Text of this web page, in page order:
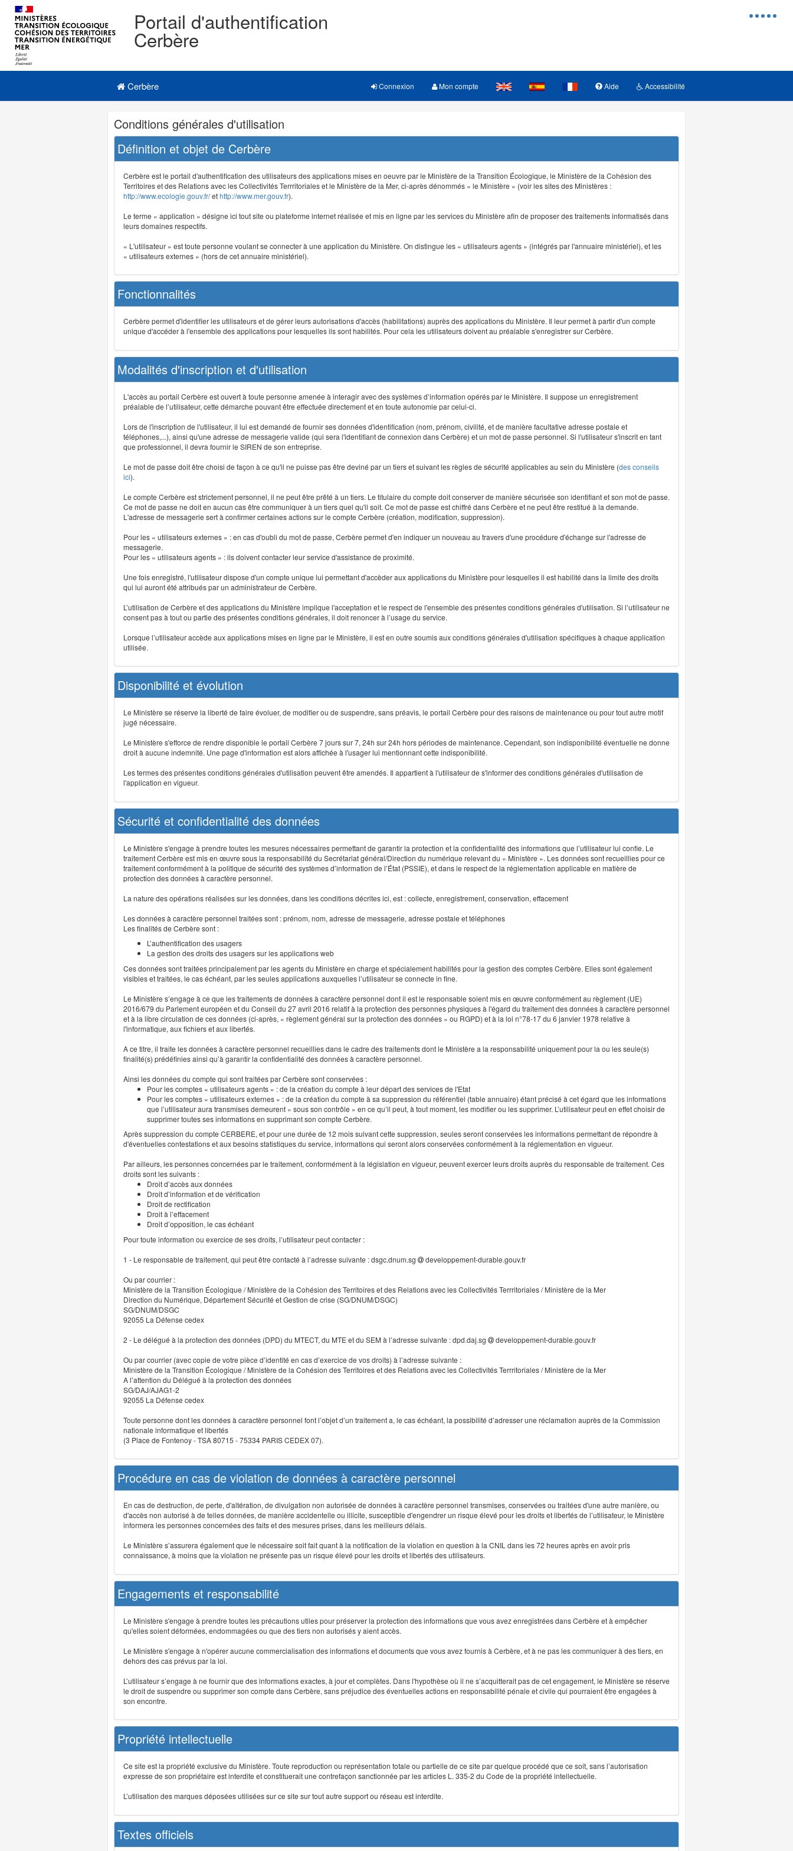
Menu
Portail d'authentification
Cerbère
Navigation
Menu principal
Cerbère Connexion Mon compte Aide Accessibilité
Navigation
et
outils
annexes
Conditions générales d'utilisation
Définition et objet de Cerbère
Cerbère est le portail d'authentification des utilisateurs des applications mises en oeuvre par le Ministère de la Transition Écologique, le Ministère de la Cohésion des
Territoires et des Relations avec les Collectivités Terrritoriales et le Ministère de la Mer, ci-après dénommés « le Ministère » (voir les sites des Ministères :
http://www.ecologie.gouv.fr/ethttp://www.mer.gouv.fr).
Le terme « application » désigne ici tout site ou plateforme internet réalisée et mis en ligne par les services du Ministère afin de proposer des traitements informatisés dans
leurs domaines respectifs.
« L'utilisateur » est toute personne voulant se connecter à une application du Ministère. On distingue les « utilisateurs agents » (intégrés par l'annuaire ministériel), et les
« utilisateurs externes » (hors de cet annuaire ministériel).
Fonctionnalités
Cerbère permet d'identifier les utilisateurs et de gérer leurs autorisations d'accès (habilitations) auprès des applications du Ministère. Il leur permet à partir d'un compte
unique d'accéder à l'ensemble des applications pour lesquelles ils sont habilités. Pour cela les utilisateurs doivent au préalable s'enregistrer sur Cerbère.
Modalités d'inscription et d'utilisation
L'accès au portail Cerbère est ouvert à toute personne amenée à interagir avec des systèmes d’information opérés par le Ministère. Il suppose un enregistrement
préalable de l’utilisateur, cette démarche pouvant être effectuée directement et en toute autonomie par celui-ci.
Lors de l'inscription de l'utilisateur, il lui est demandé de fournir ses données d'identification (nom, prénom, civilité, et de manière facultative adresse postale et
téléphones,...), ainsi qu'une adresse de messagerie valide (qui sera l'identifiant de connexion dans Cerbère) et un mot de passe personnel. Si l'utilisateur s'inscrit en tant
que professionnel, il devra fournir le SIREN de son entreprise.
Le mot de passe doit être choisi de façon à ce qu'il ne puisse pas être deviné par un tiers et suivant les règles de sécurité applicables au sein du Ministère (des conseils
ici).
Le compte Cerbère est strictement personnel, il ne peut être prêté à un tiers. Le titulaire du compte doit conserver de manière sécurisée son identifiant et son mot de passe.
Ce mot de passe ne doit en aucun cas être communiquer à un tiers quel qu'il soit. Ce mot de passe est chiffré dans Cerbère et ne peut être restitué à la demande.
L'adresse de messagerie sert à confirmer certaines actions sur le compte Cerbère (création, modification, suppression).
Pour les « utilisateurs externes » : en cas d'oubli du mot de passe, Cerbère permet d'en indiquer un nouveau au travers d'une procédure d'échange sur l'adresse de
messagerie.
Pour les « utilisateurs agents » : ils doivent contacter leur service d'assistance de proximité.
Une fois enregistré, l'utilisateur dispose d'un compte unique lui permettant d'accèder aux applications du Ministère pour lesquelles il est habilité dans la limite des droits
qui lui auront été attribués par un administrateur de Cerbère.
L’utilisation de Cerbère et des applications du Ministère implique l'acceptation et le respect de l'ensemble des présentes conditions générales d'utilisation. Si l’utilisateur ne
consent pas à tout ou partie des présentes conditions générales, il doit renoncer à l’usage du service.
Lorsque l’utilisateur accède aux applications mises en ligne par le Ministère, il est en outre soumis aux conditions générales d'utilisation spécifiques à chaque application
utilisée.
Disponibilité et évolution
Le Ministère se réserve la liberté de faire évoluer, de modifier ou de suspendre, sans préavis, le portail Cerbère pour des raisons de maintenance ou pour tout autre motif
jugé nécessaire.
Le Ministère s'efforce de rendre disponible le portail Cerbère 7 jours sur 7, 24h sur 24h hors périodes de maintenance. Cependant, son indisponibilité éventuelle ne donne
droit à aucune indemnité. Une page d'information est alors affichée à l'usager lui mentionnant cette indisponibilité.
Les termes des présentes conditions générales d'utilisation peuvent être amendés. Il appartient à l'utilisateur de s'informer des conditions générales d'utilisation de
l'application en vigueur.
Sécurité et confidentialité des données
Le Ministère s'engage à prendre toutes les mesures nécessaires permettant de garantir la protection et la confidentialité des informations que l’utilisateur lui confie. Le
traitement Cerbère est mis en œuvre sous la responsabilité du Secrétariat général/Direction du numérique relevant du « Ministère ». Les données sont recueillies pour ce
traitement conformément à la politique de sécurité des systèmes d’information de l’État (PSSIE), et dans le respect de la réglementation applicable en matière de
protection des données à caractère personnel.
La nature des opérations réalisées sur les données, dans les conditions décrites ici, est : collecte, enregistrement, conservation, effacement
Les données à caractère personnel traitées sont : prénom, nom, adresse de messagerie, adresse postale et téléphones
Les finalités de Cerbère sont :
L’authentification des usagers
La gestion des droits des usagers sur les applications web
Ces données sont traitées principalement par les agents du Ministère en charge et spécialement habilités pour la gestion des comptes Cerbère. Elles sont également
visibles et traitées, le cas échéant, par les seules applications auxquelles l’utilisateur se connecte in fine.
Le Ministère s’engage à ce que les traitements de données à caractère personnel dont il est le responsable soient mis en œuvre conformément au règlement (UE)
2016/679 du Parlement européen et du Conseil du 27 avril 2016 relatif à la protection des personnes physiques à l'égard du traitement des données à caractère personnel
et à la libre circulation de ces données (ci-après, « règlement général sur la protection des données » ou RGPD) et à la loi n°78-17 du 6 janvier 1978 relative à
l'informatique, aux fichiers et aux libertés.
A ce titre, il traite les données à caractère personnel recueillies dans le cadre des traitements dont le Ministère a la responsabilité uniquement pour la ou les seule(s)
finalité(s) prédéfinies ainsi qu’à garantir la confidentialité des données à caractère personnel.
Ainsi les données du compte qui sont traitées par Cerbère sont conservées :
Pour les comptes « utilisateurs agents » : de la création du compte à leur départ des services de l'Etat
Pour les comptes « utilisateurs externes » : de la création du compte à sa suppression du référentiel (table annuaire) étant précisé à cet égard que les informations
que l’utilisateur aura transmises demeurent « sous son contrôle » en ce qu’il peut, à tout moment, les modifier ou les supprimer. L’utilisateur peut en effet choisir de
supprimer toutes ses informations en supprimant son compte Cerbère.
Après suppression du compte CERBERE, et pour une durée de 12 mois suivant cette suppression, seules seront conservées les informations permettant de répondre à
d'éventuelles contestations et aux besoins statistiques du service, informations qui seront alors conservées conformément à la réglementation en vigueur.
Par ailleurs, les personnes concernées par le traitement, conformément à la législation en vigueur, peuvent exercer leurs droits auprès du responsable de traitement. Ces
droits sont les suivants :
Droit d’accès aux données
Droit d’information et de vérification
Droit de rectification
Droit à l’effacement
Droit d’opposition, le cas échéant
Pour toute information ou exercice de ses droits, l’utilisateur peut contacter :
1 - Le responsable de traitement, qui peut être contacté à l’adresse suivante : dsgc.dnum.sg
developpement-durable.gouv.fr
Ou par courrier :
Ministère de la Transition Écologique / Ministère de la Cohésion des Territoires et des Relations avec les Collectivités Terrritoriales / Ministère de la Mer
Direction du Numérique, Département Sécurité et Gestion de crise (SG/DNUM/DSGC)
SG/DNUM/DSGC
92055 La Défense cedex
2 - Le délégué à la protection des données (DPD) du MTECT, du MTE et du SEM à l’adresse suivante : dpd.daj.sg
developpement-durable.gouv.fr
Ou par courrier (avec copie de votre pièce d’identité en cas d’exercice de vos droits) à l’adresse suivante :
Ministère de la Transition Écologique / Ministère de la Cohésion des Territoires et des Relations avec les Collectivités Terrritoriales / Ministère de la Mer
A l’attention du Délégué à la protection des données
SG/DAJ/AJAG1-2
92055 La Défense cedex
Toute personne dont les données à caractère personnel font l’objet d’un traitement a, le cas échéant, la possibilité d’adresser une réclamation auprès de la Commission
nationale informatique et libertés
(3 Place de Fontenoy - TSA 80715 - 75334 PARIS CEDEX 07).
Procédure en cas de violation de données à caractère personnel
En cas de destruction, de perte, d'altération, de divulgation non autorisée de données à caractère personnel transmises, conservées ou traitées d'une autre manière, ou
d'accès non autorisé à de telles données, de manière accidentelle ou illicite, susceptible d'engendrer un risque élevé pour les droits et libertés de l’utilisateur, le Ministère
informera les personnes concernées des faits et des mesures prises, dans les meilleurs délais.
Le Ministère s’assurera également que le nécessaire soit fait quant à la notification de la violation en question à la CNIL dans les 72 heures après en avoir pris
connaissance, à moins que la violation ne présente pas un risque élevé pour les droits et libertés des utilisateurs.
Engagements et responsabilité
Le Ministère s'engage à prendre toutes les précautions utiles pour préserver la protection des informations que vous avez enregistrées dans Cerbère et à empêcher
qu'elles soient déformées, endommagées ou que des tiers non autorisés y aient accès.
Le Ministère s'engage à n'opérer aucune commercialisation des informations et documents que vous avez fournis à Cerbère, et à ne pas les communiquer à des tiers, en
dehors des cas prévus par la loi.
L’utilisateur s’engage à ne fournir que des informations exactes, à jour et complètes. Dans l'hypothèse où il ne s’acquitterait pas de cet engagement, le Ministère se réserve
le droit de suspendre ou supprimer son compte dans Cerbère, sans préjudice des éventuelles actions en responsabilité pénale et civile qui pourraient être engagées à
son encontre.
Propriété intellectuelle
Ce site est la propriété exclusive du Ministère. Toute reproduction ou représentation totale ou partielle de ce site par quelque procédé que ce soit, sans l’autorisation
expresse de son propriétaire est interdite et constituerait une contrefaçon sanctionnée par les articles L. 335-2 du Code de la propriété intellectuelle.
L’utilisation des marques déposées utilisées sur ce site sur tout autre support ou réseau est interdite.
Textes officiels